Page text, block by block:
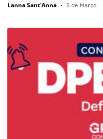
Lanna Sant'Anna • 5 de Março